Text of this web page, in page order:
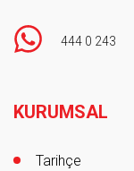
444 0 243
KURUMSAL
Tarihçe